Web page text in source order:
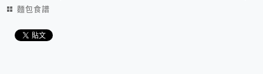
麵包食譜